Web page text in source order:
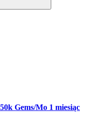
Gems/Mo 1 miesiąc